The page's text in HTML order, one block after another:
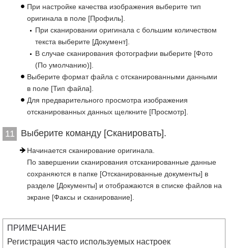
При настройке качества изображения выберите тип
оригинала в поле [Профиль].
При сканировании оригинала с большим количеством
текста выберите [Документ].
В случае сканирования фотографии выберите [Фото
(По умолчанию)].
Выберите формат файла с отсканированными данными
в поле [Тип файла].
Для предварительного просмотра изображения
отсканированных данных щелкните [Просмотр].
11 Выберите команду [Сканировать].
Начинается сканирование оригинала.
По завершении сканирования отсканированные данные
сохраняются в папке [Отсканированные документы] в
разделе [Документы] и отображаются в списке файлов на
экране [Факсы и сканирование].
ПРИМЕЧАНИЕ
Регистрация часто используемых настроек